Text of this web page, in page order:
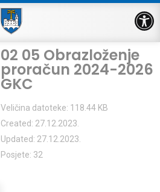
02 05 Obrazloženje
proračun 2024-2026
GKC
Veličina datoteke: 118.44 KB
Created: 27.12.2023.
Updated: 27.12.2023.
Posjete: 32